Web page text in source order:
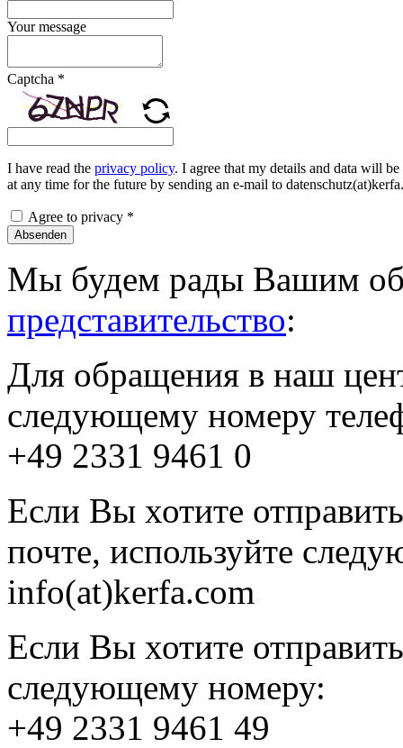
Your message
Captcha *
I have read the privacy policy. I agree that my details and data will
at any time for the future by sending an e-mail to
Agree to privacy *
Absenden
Мы будем рады Вашим
представительство:
Для обращения в наш
следующему номеру
+49 2331 9461 0
Если Вы хотите
почте, используйте
info(at)kerfa.com
Если Вы хотите
следующему номеру:
+49 2331 9461 49